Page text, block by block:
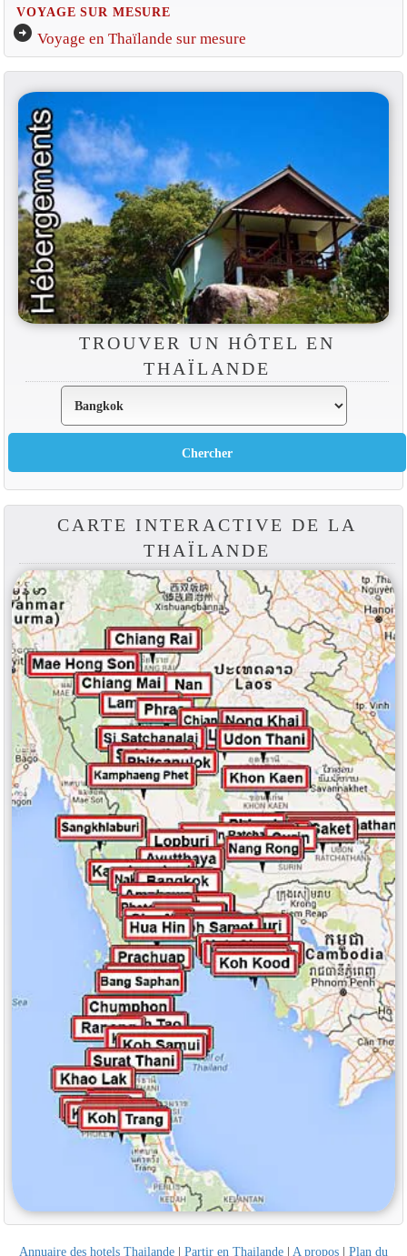
VOYAGE SUR MESURE
arrow_circle_right Voyage en Thaïlande sur mesure
TROUVER UN HÔTEL EN
THAÏLANDE
CARTE INTERACTIVE DE LA
THAÏLANDE
Annuaire des hotels Thailande | Partir en Thailande | A propos | Plan du